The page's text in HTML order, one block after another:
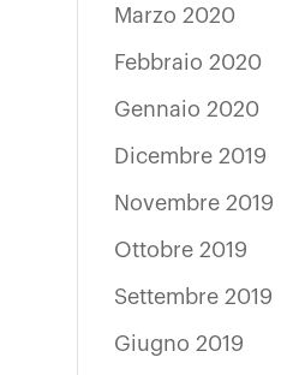
Marzo 2020
Febbraio 2020
Gennaio 2020
Dicembre 2019
Novembre 2019
Ottobre 2019
Settembre 2019
Giugno 2019